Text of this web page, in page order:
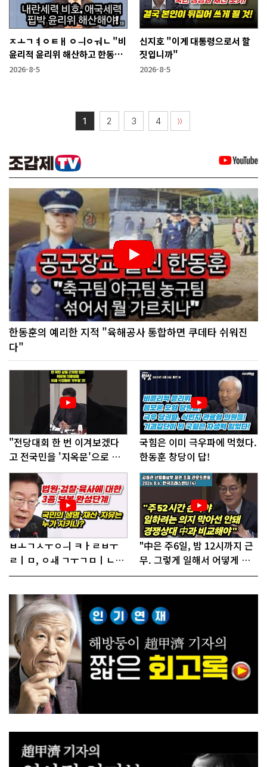
ㅈㅗㄱㅕㅇㅌㅐ ㅇㅢㅇㅝㄴ "비
윤리적 윤리위 해산하고 한동훈
복당 시켜야"
2026-8-5
신지호 "이게 대통령으로서 할
짓입니까"
2026-8-5
1 2 3 4 〉〉
한동훈의 예리한 지적 "육해공사 통합하면 쿠데타 쉬워진
다"
"전당대회 한 번 이겨보겠다
고 전국민을 '지옥문'으로 밀
어!"
국힘은 이미 극우파에 먹혔다.
한동훈 창당이 답!
ㅂㅗㄱㅅㅜㅇㅢ ㅋㅏㄹㅂㅜ
ㄹㅣㅁ, ㅇㅙ ㄱㅜㄱㅁㅣㄴㄷ
ㅡㄹㅇㅣ ㄷㅏㅇㅎㅐㅇㅑ ㅎ
"中은 주6일, 밤 12시까지 근
무. 그렇게 일해서 어떻게 경
쟁하냐 반문하더라"